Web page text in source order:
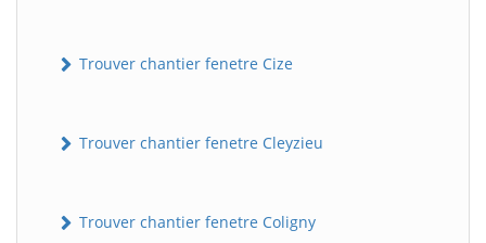
Trouver chantier fenetre Cize
Trouver chantier fenetre Cleyzieu
Trouver chantier fenetre Coligny
BatiWebPro